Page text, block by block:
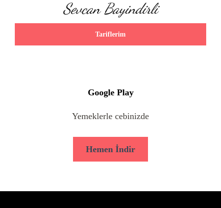
Sevcan Bayindirli
Tariflerim
Google Play
Yemeklerle cebinizde
Hemen İndir